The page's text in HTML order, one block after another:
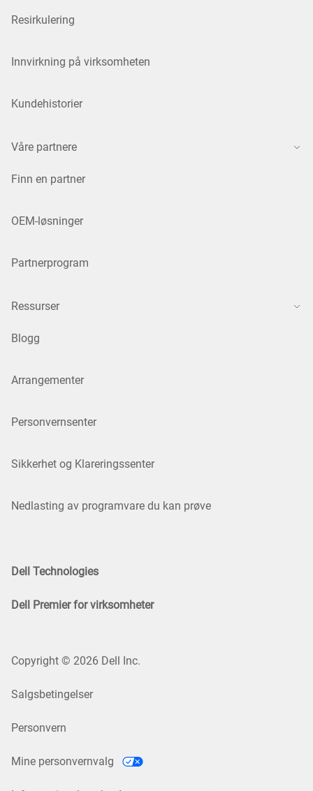
Resirkulering
Innvirkning på virksomheten
Kundehistorier
Våre partnere
Finn en partner
OEM-løsninger
Partnerprogram
Ressurser
Blogg
Arrangementer
Personvernsenter
Sikkerhet og Klareringssenter
Nedlasting av programvare du kan prøve
Dell Technologies
Dell Premier for virksomheter
Copyright © 2026 Dell Inc.
Salgsbetingelser
Personvern
Mine personvernvalg